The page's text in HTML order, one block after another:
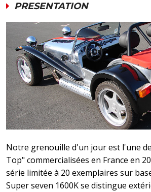
PRESENTATION
Notre grenouille d'un jour est l'une
Top" commercialisées en France en
série limitée à 20 exemplaires sur
Super seven 1600K se distingue